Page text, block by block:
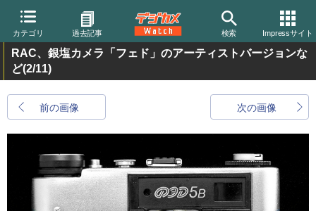
カテゴリ 過去記事 検索 Impressサイト
RAC、銀塩カメラ「フェド」のアーティストバージョンな
ど(2/11)
前の画像 次の画像